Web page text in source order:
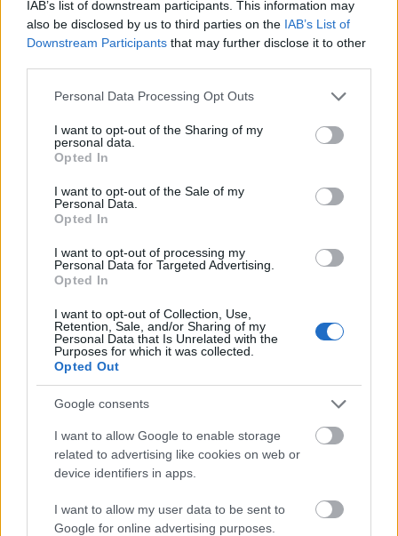
IAB’s list of downstream participants. This information may
also be disclosed by us to third parties on the IAB’s List of
Downstream Participants that may further disclose it to other
Please note that this website/app uses one or more Google
not limited to your visit or usage behaviour. You may click to
grant or deny consent to Google and its third-party tags to
use your data for below specified purposes in below Google
consent section.
Personal Data Processing Opt Outs
I want to opt-out of the Sharing of my
personal data.
Opted In
I want to opt-out of the Sale of my
Personal Data.
Opted In
I want to opt-out of processing my
Personal Data for Targeted Advertising.
Opted In
I want to opt-out of Collection, Use,
Retention, Sale, and/or Sharing of my
Personal Data that Is Unrelated with the
Purposes for which it was collected.
Opted Out
Google consents
I want to allow Google to enable storage
related to advertising like cookies on web or
device identifiers in apps.
I want to allow my user data to be sent to
Google for online advertising purposes.
Requiem az egyszervolt Drezdáért
Még élnek néhányan jóval 80 év felett, akik
tündöklő Drezdára, az évszázadok alatt csinosodott
szász királyi fővárosra, melynek világszép belvárosát
Drezdához erősen kötődő Richard Wagner
halálának…